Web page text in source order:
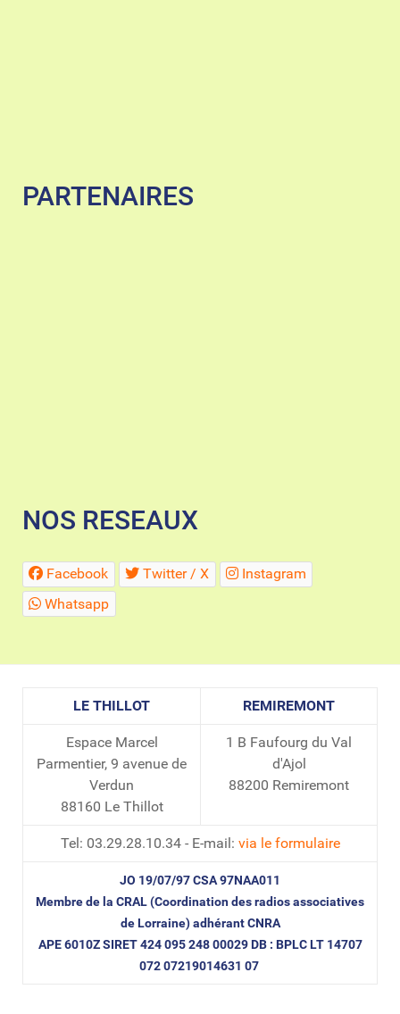
PARTENAIRES
NOS RESEAUX
Facebook Twitter / X
Instagram
Whatsapp
LE THILLOT REMIREMONT
Espace Marcel
Parmentier, 9 avenue de
Verdun
88160 Le Thillot
1 B Faufourg du Val
d'Ajol
88200 Remiremont
Tel: 03.29.28.10.34 - E-mail: via le formulaire
JO 19/07/97 CSA 97NAA011
Membre de la CRAL (Coordination des radios associatives
de Lorraine) adhérant CNRA
APE 6010Z SIRET 424 095 248 00029 DB : BPLC LT 14707
072 07219014631 07